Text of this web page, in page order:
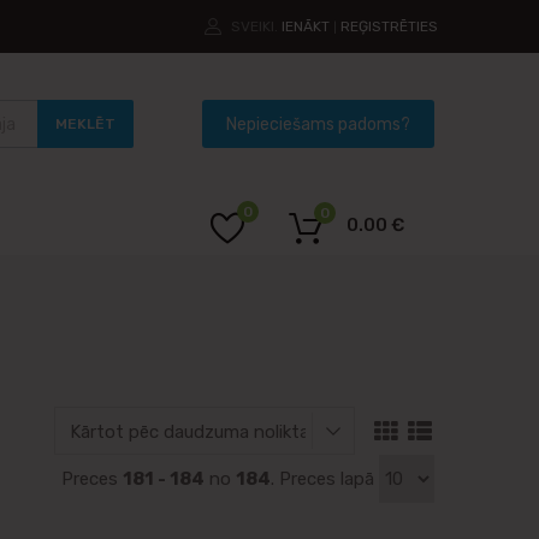
IENĀKT REĢISTRĒTIES
MEKLĒT
0
0.00 €
0
Preces 181 - 184 no 184. Preces lapā